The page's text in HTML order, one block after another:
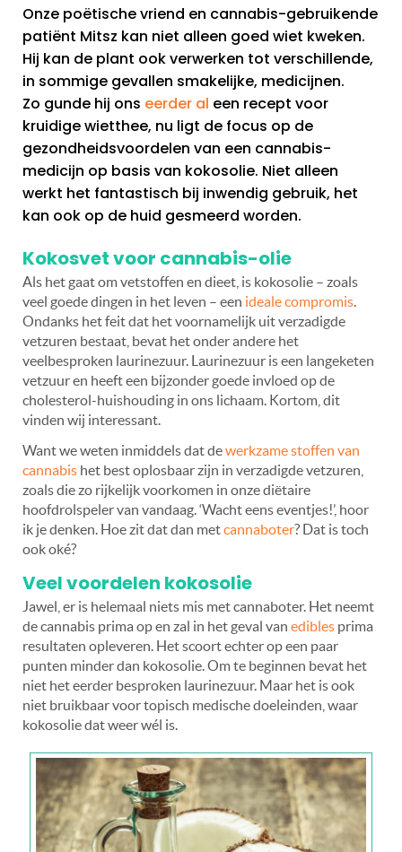
Onze poëtische vriend en cannabis-gebruikende
patiënt Mitsz kan niet alleen goed wiet kweken.
Hij kan de plant ook verwerken tot verschillende,
in sommige gevallen smakelijke, medicijnen.
Zo gunde hij ons eerder al een recept voor
kruidige wietthee, nu ligt de focus op de
gezondheidsvoordelen van een cannabis-
medicijn op basis van kokosolie. Niet alleen
werkt het fantastisch bij inwendig gebruik, het
kan ook op de huid gesmeerd worden.
Kokosvet voor cannabis-olie
Als het gaat om vetstoffen en dieet, is kokosolie – zoals
veel goede dingen in het leven – een ideale compromis.
Ondanks het feit dat het voornamelijk uit verzadigde
vetzuren bestaat, bevat het onder andere het
veelbesproken laurinezuur. Laurinezuur is een langeketen
vetzuur en heeft een bijzonder goede invloed op de
cholesterol-huishouding in ons lichaam. Kortom, dit
vinden wij interessant.
Want we weten inmiddels dat dewerkzame stoffen van
cannabis het best oplosbaar zijn in verzadigde vetzuren,
zoals die zo rijkelijk voorkomen in onze diëtaire
hoofdrolspeler van vandaag. ‘Wacht eens eventjes!’, hoor
ik je denken. Hoe zit dat dan metcannaboter? Dat is toch
ook oké?
Veel voordelen kokosolie
Jawel, er is helemaal niets mis met cannaboter. Het neemt
de cannabis prima op en zal in het geval van edibles prima
resultaten opleveren. Het scoort echter op een paar
punten minder dan kokosolie. Om te beginnen bevat het
niet het eerder besproken laurinezuur. Maar het is ook
niet bruikbaar voor topisch medische doeleinden, waar
kokosolie dat weer wél is.